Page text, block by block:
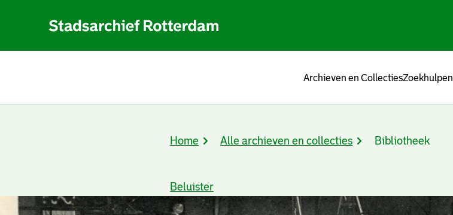
Archieven en CollectiesZoekhulpen
Kruimelpad
Home Alle archieven en collecties Bibliotheek
Beluister